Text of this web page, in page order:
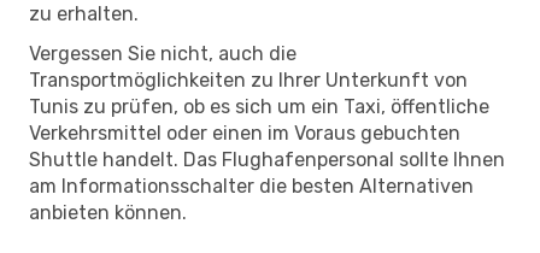
zu erhalten.
Vergessen Sie nicht, auch die
Transportmöglichkeiten zu Ihrer Unterkunft von
Tunis zu prüfen, ob es sich um ein Taxi, öffentliche
Verkehrsmittel oder einen im Voraus gebuchten
Shuttle handelt. Das Flughafenpersonal sollte Ihnen
am Informationsschalter die besten Alternativen
anbieten können.